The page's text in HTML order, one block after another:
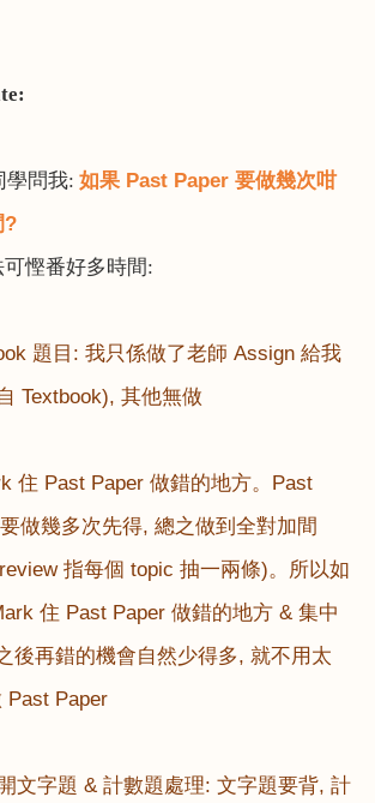
學問我: 如果Past Paper 要做幾次咁
?
慳番好多時間:
題目 : 我只係做了老師 Assign 給我
Textbook), 其他無做
住 Past Paper 做錯的地方。 Past
做幾多次先得, 總之做到全對加間
指每個 topic 抽一兩條)。所以如
住 Past Paper 做錯的地方& 集中
後再錯的機會自然少得多, 就不用太
Past Paper
文字題 & 計數題處理: 文字題要背, 計